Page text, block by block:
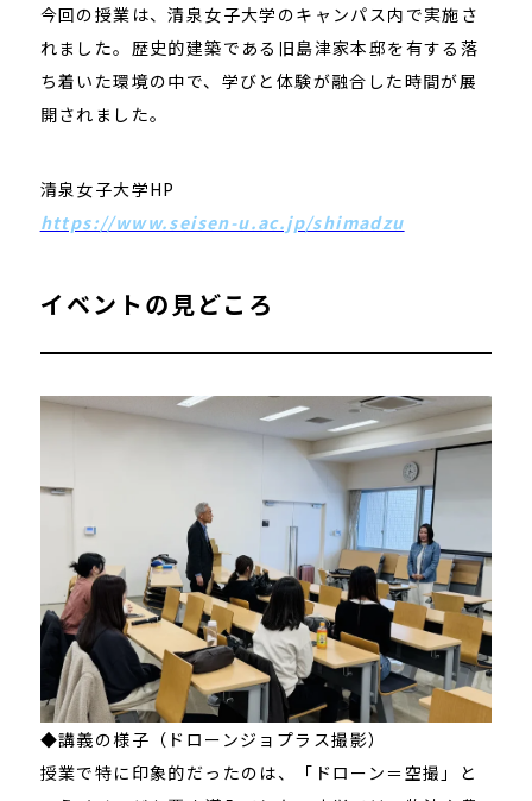
今回の授業は、清泉女子大学のキャンパス内で実施さ
れました。歴史的建築である旧島津家本邸を有する落
ち着いた環境の中で、学びと体験が融合した時間が展
開されました。
清泉女子大学HP
https://www.seisen-u.ac.jp/shimadzu
イベントの見どころ
◆講義の様子（ドローンジョプラス撮影）
授業で特に印象的だったのは、「ドローン＝空撮」と